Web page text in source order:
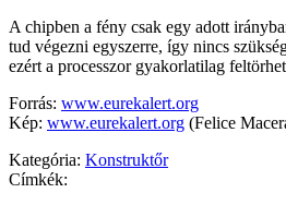
A chipben a fény csak egy adott
tud végezni egyszerre, így nincs
ezért a processzor gyakorlatilag
Forrás: www.eurekalert.org
Kép: www.eurekalert.org (Felice
Kategória: Konstruktőr
Címkék: